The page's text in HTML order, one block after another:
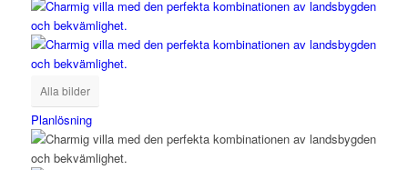
Alla bilder
Planlösning